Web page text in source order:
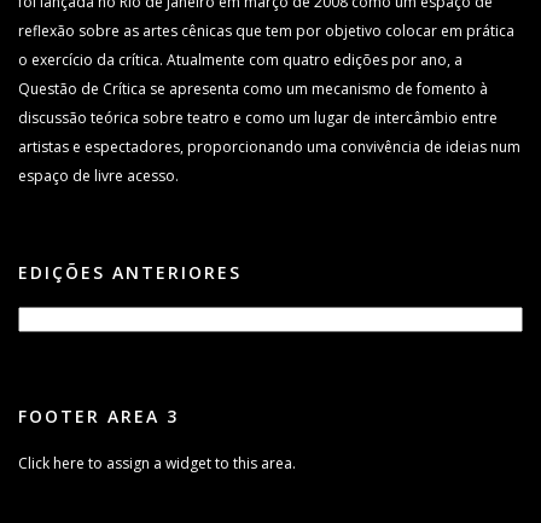
reflexão sobre as artes cênicas que tem por objetivo colocar em prática
o exercício da crítica. Atualmente com quatro edições por ano, a
Questão de Crítica se apresenta como um mecanismo de fomento à
discussão teórica sobre teatro e como um lugar de intercâmbio entre
artistas e espectadores, proporcionando uma convivência de ideias num
espaço de livre acesso.
EDIÇÕES ANTERIORES
FOOTER AREA 3
Click here to assign a widget to this area.